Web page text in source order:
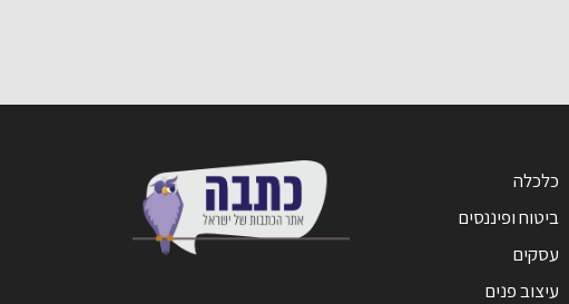
כלכלה
ביטוח ופיננסים
עסקים
עיצוב פנים